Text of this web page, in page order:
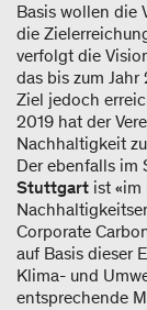
Basis wollen die
die
verfolgt die
das bis zum
Ziel jedoch
2019 hat der
Nachhaltigkeit
Der ebenfalls im
Stuttgart ist «im
Corporate
auf Basis dieser
Klima- und
entsprechende